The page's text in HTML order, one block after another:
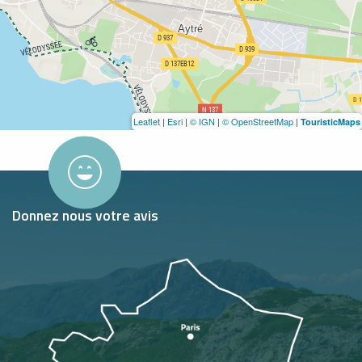
Leaflet | Esri | © IGN | © OpenStreetMap | TouristicMaps
Donnez nous votre avis